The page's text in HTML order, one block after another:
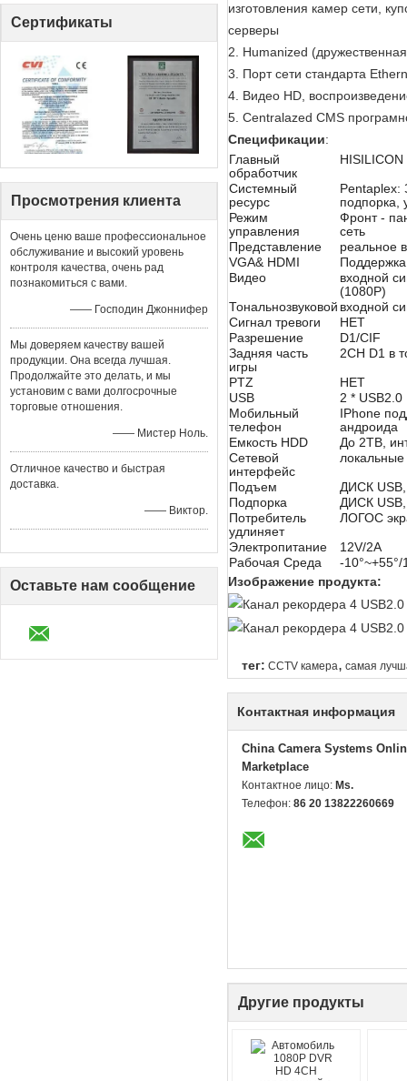
Сертификаты
Просмотрения клиента
Очень ценю ваше профессиональное
обслуживание и высокий уровень
контроля качества, очень рад
познакомиться с вами.
—— Господин Джоннифер
Мы доверяем качеству вашей
продукции. Она всегда лучшая.
Продолжайте это делать, и мы
установим с вами долгосрочные
торговые отношения.
—— Мистер Ноль.
Отличное качество и быстрая
доставка.
—— Виктор.
Оставьте нам сообщение
изготовления камер сети,
серверы
2. Humanized
3. Порт сети стандарта
4. Видео HD,
5. Centralazed CMS
Спецификации:
Главный
обработчик
Системный
ресурс
Pentaplex:
подпорка,
Режим
управления
Фронт -
сеть
Представление
реальное
VGA& HDMI
Видео
входной
(1080P)
Тональнозвуковой входной
Сигнал тревоги
НЕТ
Разрешение
D1/CIF
Задняя часть
игры
2CH D1 в
PTZ
НЕТ
USB
2 * USB2.0
Мобильный
телефон
IPhone
андроида
Емкость HDD
До 2TB,
Сетевой
интерфейс
Подъем
ДИСК USB,
Подпорка
ДИСК USB,
Потребитель
удлиняет
ЛОГОС
Электропитание
12V/2A
Рабочая Среда
-
Изображение продукта:
тег: CCTV камера, самая
Контактная информация
China Camera Systems
Marketplace
Контактное лицо: Ms.
Телефон: 86 20 13822260669
Другие продукты